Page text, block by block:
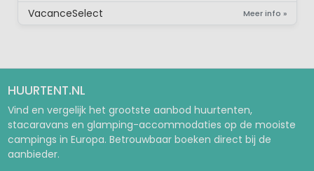
VacanceSelect Meer info »
HUURTENT.NL
Vind en vergelijk het grootste aanbod huurtenten,
stacaravans en glamping-accommodaties op de mooiste
campings in Europa. Betrouwbaar boeken direct bij de
aanbieder.